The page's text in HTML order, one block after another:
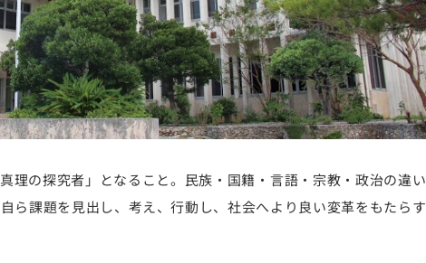
理の探究者」となること。民族・国籍・言語・宗教・政治の違い
ら課題を見出し、考え、行動し、社会へより良い変革をもたらす